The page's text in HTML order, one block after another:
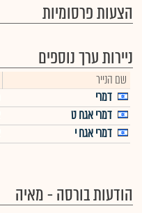
הצעות פרסומיות
ניירות ערך נוספים
שם הנייר
דמרי
דמרי אגח ט
דמרי אגח י
הודעות בורסה - מאיה